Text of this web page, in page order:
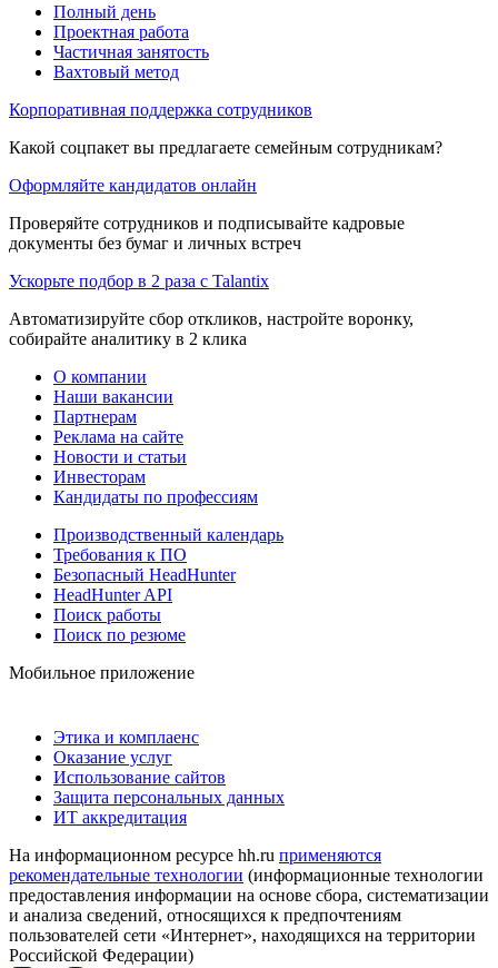
Полный день
Проектная работа
Частичная занятость
Вахтовый метод
Корпоративная поддержка сотрудников
Какой соцпакет вы предлагаете семейным сотрудникам?
Оформляйте кандидатов онлайн
Проверяйте сотрудников и подписывайте кадровые
документы без бумаг и личных встреч
Ускорьте подбор в 2 раза с Talantix
Автоматизируйте сбор откликов, настройте воронку,
собирайте аналитику в 2 клика
О компании
Наши вакансии
Партнерам
Реклама на сайте
Новости и статьи
Инвесторам
Кандидаты по профессиям
Производственный календарь
Требования к ПО
Безопасный HeadHunter
HeadHunter API
Поиск работы
Поиск по резюме
Мобильное приложение
Этика и комплаенс
Оказание услуг
Использование сайтов
Защита персональных данных
ИТ аккредитация
На информационном ресурсе hh.ru применяются
рекомендательные технологии (информационные технологии
предоставления информации на основе сбора, систематизации
и анализа сведений, относящихся к предпочтениям
пользователей сети «Интернет», находящихся на территории
Российской Федерации)